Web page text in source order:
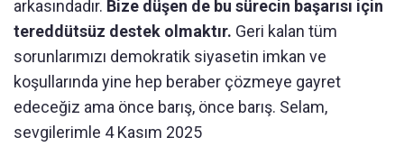
arkasındadır. Bize düşen de bu sürecin başarısı için
tereddütsüz destek olmaktır. Geri kalan tüm
sorunlarımızı demokratik siyasetin imkan ve
koşullarında yine hep beraber çözmeye gayret
edeceğiz ama önce barış, önce barış. Selam,
sevgilerimle 4 Kasım 2025